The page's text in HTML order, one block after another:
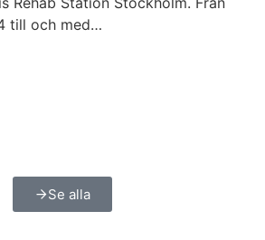
till och med…
Se alla